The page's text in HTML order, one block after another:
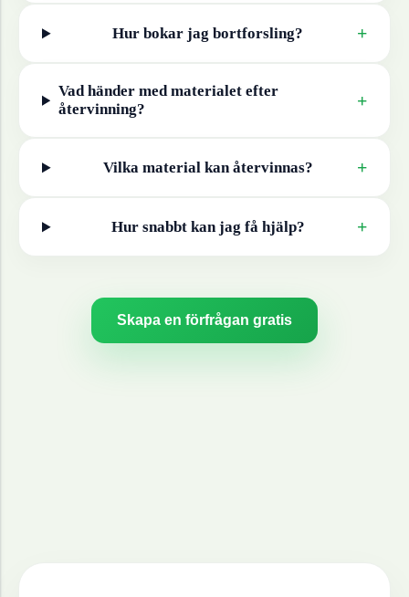
Hur bokar jag bortforsling? +
Vad händer med materialet efter
återvinning?
+
Vilka material kan återvinnas? +
Hur snabbt kan jag få hjälp? +
Skapa en förfrågan gratis